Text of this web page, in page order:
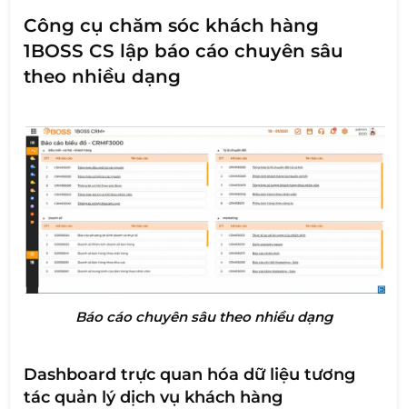
Công cụ chăm sóc khách hàng
1BOSS CS lập báo cáo chuyên sâu
theo nhiều dạng
Báo cáo chuyên sâu theo nhiều dạng
Dashboard trực quan hóa dữ liệu tương
tác quản lý dịch vụ khách hàng